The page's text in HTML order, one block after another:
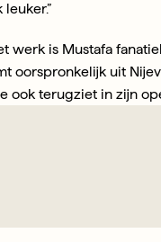
leuker.”
werk is Mustafa
oorspronkelijk uit
ook terugziet in zijn